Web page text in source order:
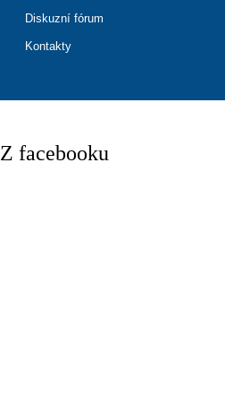
Diskuzní fórum
Kontakty
Z facebooku